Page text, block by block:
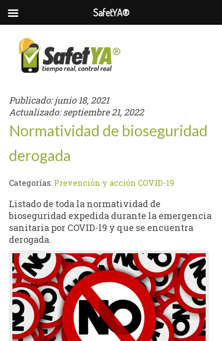
Publicado:junio 18, 2021
Actualizado:septiembre 21, 2022
Normatividad de bioseguridad
derogada
Categorías: Prevención y acción COVID-19
Listado de toda la normatividad de
bioseguridad expedida durante la emergencia
sanitaria por COVID-19 y que se encuentra
derogada.
SafetYA®